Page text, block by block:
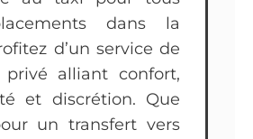
dans la
d’un service de
privé alliant confort,
et discrétion. Que
un transfert vers